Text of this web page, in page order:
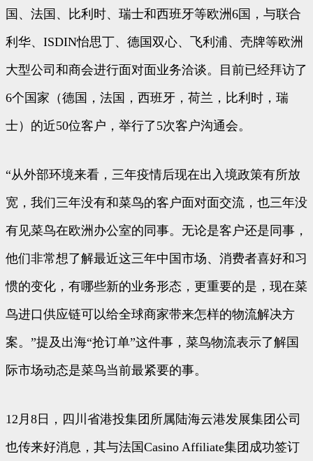
国、法国、比利时、瑞士和西班牙等欧洲6国，与联合
利华、ISDIN怡思丁、德国双心、飞利浦、壳牌等欧洲
大型公司和商会进行面对面业务洽谈。目前已经拜访了
6个国家（德国，法国，西班牙，荷兰，比利时，瑞
士）的近50位客户，举行了5次客户沟通会。
“从外部环境来看，三年疫情后现在出入境政策有所放
宽，我们三年没有和菜鸟的客户面对面交流，也三年没
有见菜鸟在欧洲办公室的同事。无论是客户还是同事，
他们非常想了解最近这三年中国市场、消费者喜好和习
惯的变化，有哪些新的业务形态，更重要的是，现在菜
鸟进口供应链可以给全球商家带来怎样的物流解决方
案。”提及出海“抢订单”这件事，菜鸟物流表示了解国
际市场动态是菜鸟当前最紧要的事。
12月8日，四川省港投集团所属陆海云港发展集团公司
也传来好消息，其与法国Casino Affiliate集团成功签订